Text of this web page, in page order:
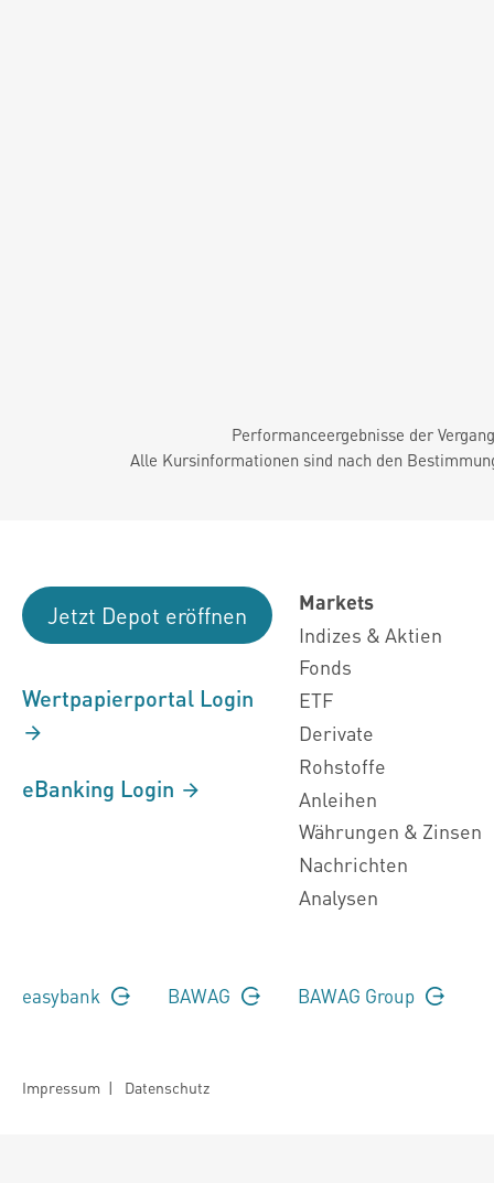
Performanceergebnisse der
Alle Kursinformationen sind nach den
Jetzt Depot eröffnen
Wertpapierportal Login
eBanking Login
Markets
Indizes & Aktien
Fonds
ETF
Derivate
Rohstoffe
Anleihen
Währungen & Zinsen
Nachrichten
Analysen
easybank BAWAG BAWAG Group
Impressum | Datenschutz